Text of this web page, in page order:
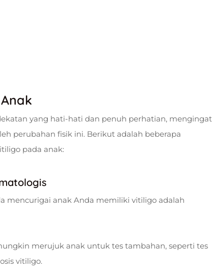
yang hati-hati dan penuh perhatian, mengingat
perubahan fisik ini. Berikut adalah beberapa
pada anak:
mencurigai anak Anda memiliki vitiligo adalah
merujuk anak untuk tes tambahan, seperti tes
vitiligo.